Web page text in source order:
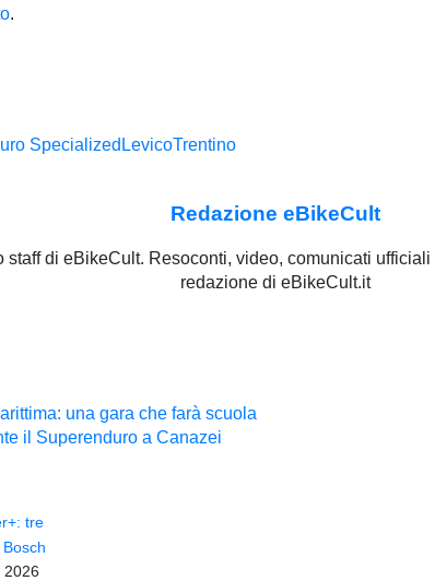
.
Specialized LevicoTrentino
Redazione eBikeCult
di eBikeCult. Resoconti, video, comunicati
redazione di eBikeCult.it
una gara che farà scuola
il Superenduro a Canazei
tre
2026